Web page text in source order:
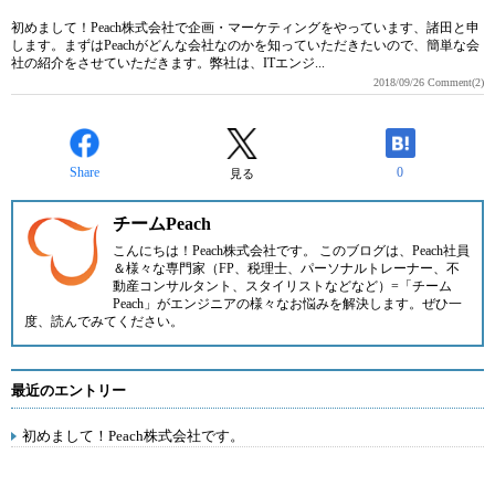
初めまして！Peach株式会社で企画・マーケティングをやっています、諸田と申
します。まずはPeachがどんな会社なのかを知っていただきたいので、簡単な会
社の紹介をさせていただきます。弊社は、ITエンジ...
2018/09/26 Comment(2)
Share 見る 0
チームPeach
こんにちは！Peach株式会社です。 このブログは、Peach社員
＆様々な専門家（FP、税理士、パーソナルトレーナー、不
動産コンサルタント、スタイリストなどなど）=「チーム
Peach」がエンジニアの様々なお悩みを解決します。ぜひ一
度、読んでみてください。
最近のエントリー
初めまして！Peach株式会社です。